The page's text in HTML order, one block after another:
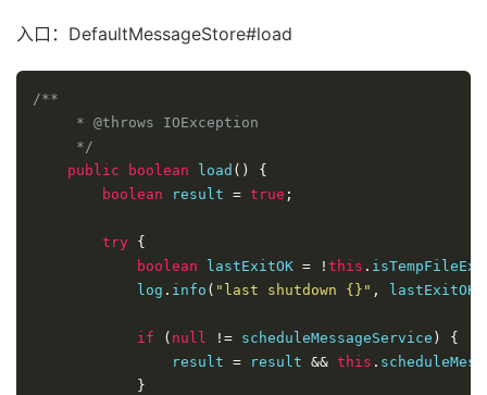
入口：DefaultMessageStore#load
/**
     * @throws IOException
     */
public
boolean load ()
{
boolean result = true ;
try {
boolean lastExitOK = ! this .
            log
. info ( "last shutdown {}" , lastExitOK
if ( null != scheduleMessageService )
{
                result
= result && this .
}